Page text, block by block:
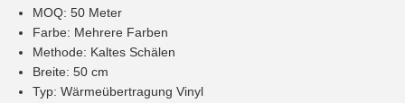
MOQ: 50 Meter
Farbe: Mehrere Farben
Methode: Kaltes Schälen
Breite: 50 cm
Typ: Wärmeübertragung Vinyl